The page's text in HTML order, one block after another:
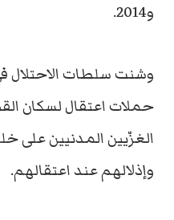
و2014.
وشنت سلطات الاحتلال
حملات اعتقال لسكان
الغزّيين المدنيين على
وإذلالهم عند اعتقالهم.